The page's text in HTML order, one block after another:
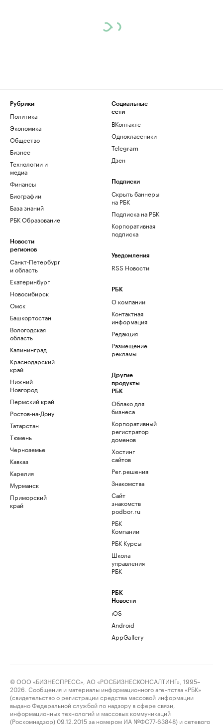
Рубрики
Политика
Экономика
Общество
Бизнес
Технологии и
медиа
Финансы
Биографии
База знаний
РБК Образование
Новости
регионов
Санкт-Петербург
и область
Екатеринбург
Новосибирск
Омск
Башкортостан
Вологодская
область
Калининград
Краснодарский
край
Нижний
Новгород
Пермский край
Ростов-на-Дону
Татарстан
Тюмень
Черноземье
Кавказ
Карелия
Мурманск
Приморский
край
Социальные
сети
ВКонтакте
Одноклассники
Telegram
Дзен
Подписки
Скрыть баннеры
на РБК
Подписка на РБК
Корпоративная
подписка
Уведомления
RSS Новости
РБК
О компании
Контактная
информация
Редакция
Размещение
рекламы
Другие
продукты
РБК
Облако для
бизнеса
Корпоративный
регистратор
доменов
Хостинг
сайтов
Рег.решения
Знакомства
Сайт
знакомств
podbor.ru
РБК
Компании
РБК Курсы
Школа
управления
РБК
РБК
Новости
iOS
Android
AppGallery
© ООО «БИЗНЕСПРЕСС», АО «РОСБИЗНЕСКОНСАЛТИНГ», 1995–
2026. Сообщения и материалы информационного агентства «РБК»
(свидетельство о регистрации средства массовой информации
выдано Федеральной службой по надзору в сфере связи,
информационных технологий и массовых коммуникаций
(Роскомнадзор) 09.12.2015 за номером ИА №ФС77-63848) и сетевого